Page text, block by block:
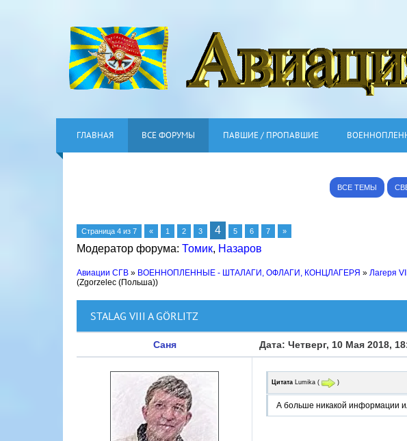
ГЛАВНАЯ ВСЕ ФОРУМЫ ПАВШИЕ / ПРОПАВШИЕ
ВСЕ ТЕМЫ
Страница 4 из 7 « 1 2 3 4 5 6 7 »
Модератор форума: Томик, Назаров
Авиации СГВ » ВОЕННОПЛЕННЫЕ - ШТАЛАГИ, ОФЛАГИ, КОНЦЛАГЕРЯ » Лагеря
(Zgorzelec (Польша))
STALAG VIII A GÖRLITZ
Саня Дата: Четверг, 10 Мая 2018,
Цитата Lumika ( )
А больше никакой информации